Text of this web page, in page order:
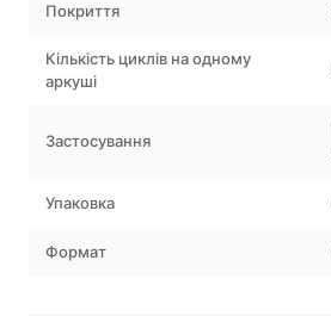
Покриття
Кількість циклів на одному
аркуші
Застосування
Упаковка
Формат